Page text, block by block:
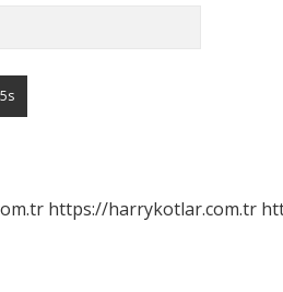
https://harrykotlar.com.tr